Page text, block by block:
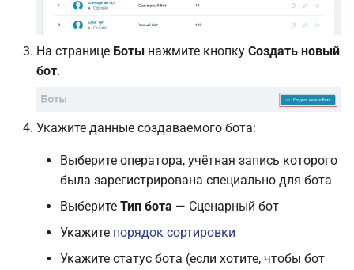
На странице Боты нажмите кнопку Создать новый
бот.
Укажите данные создаваемого бота:
Выберите оператора, учётная запись которого
была зарегистрирована специально для бота
Выберите Тип бота — Сценарный бот
Укажите порядок сортировки
Укажите статус бота (если хотите, чтобы бот